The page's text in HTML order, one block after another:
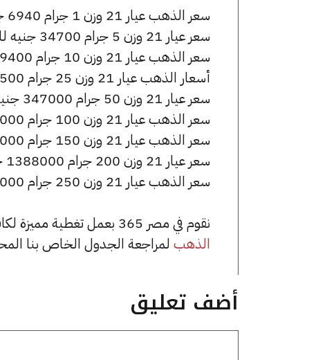
سعر الذهب عيار 21 وزن 1 جرام 6940 جنيه للشراء، وللبيع 6980 جنيه.
سعر عيار 21 وزن 5 جرام 34700 جنيه للشراء، وللبيع 34900 جنيه.
سعر الذهب عيار 21 وزن 10 جرام 69400 جنيه للشراء، وللبيع 69800 جنيه.
أسعار الذهب عيار 21 وزن 25 جرام 173500 جنيه للشراء، وللبيع 174500 جنيه.
سعر عيار 21 وزن 50 جرام 347000 جنيه للشراء، وللبيع 349000 جنيه.
سعر الذهب عيار 21 وزن 100 جرام 694000 جنيه للشراء، وللبيع 698000 جنيه.
سعر الذهب عيار 21 وزن 150 جرام 1041000 جنيه للشراء، وللبيع 1047000 جنيه.
سعر عيار 21 وزن 200 جرام 1388000 جنيه للشراء، وللبيع 1396000 جنيه.
سعر الذهب عيار 21 وزن 250 جرام 1735000 جنيه للشراء، وللبيع 1745000 جنيه.
نقوم في مصر 365 بعمل تغطية مميزة لكافة أسعار الذهب في مصر، يمكنك الاطلاع على صفحة
الذهبلمراجعة الجدول الخاص بنا
أضف تعليق